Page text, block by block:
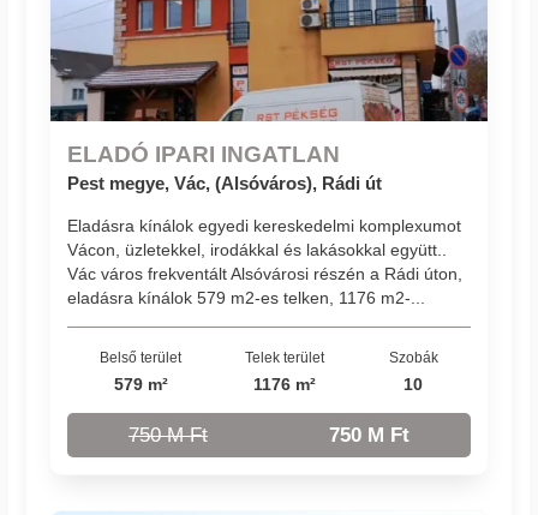
ELADÓ IPARI INGATLAN
Pest megye, Vác, (Alsóváros), Rádi út
Eladásra kínálok egyedi kereskedelmi komplexumot
Vácon, üzletekkel, irodákkal és lakásokkal együtt..
Vác város frekventált Alsóvárosi részén a Rádi úton,
eladásra kínálok 579 m2-es telken, 1176 m2-...
Belső terület
579 m²
Telek terület
1176 m²
Szobák
10
750 M Ft 750 M Ft